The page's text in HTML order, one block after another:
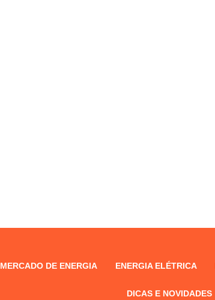
MERCADO DE ENERGIA ENERGIA ELÉTRICA
DICAS E NOVIDADES